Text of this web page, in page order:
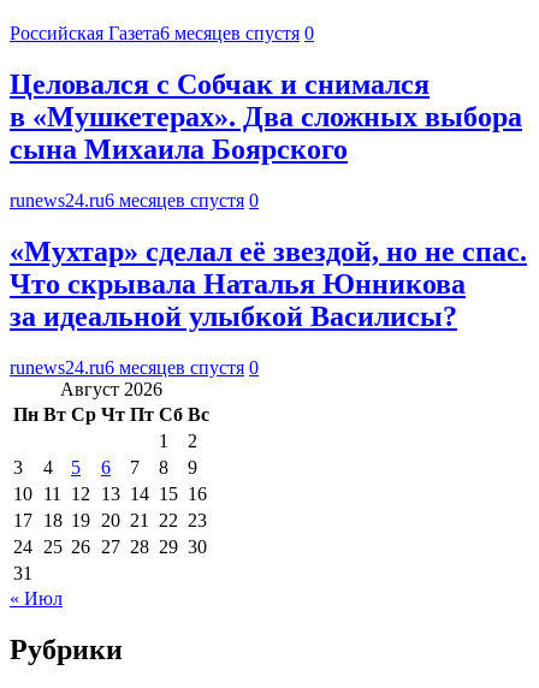
Российская Газета6 месяцев спустя 0
Целовался с Собчак и снимался
в «Мушкетерах». Два сложных выбора
сына Михаила Боярского
runews24.ru6 месяцев спустя 0
«Мухтар» сделал её звездой, но не спас.
Что скрывала Наталья Юнникова
за идеальной улыбкой Василисы?
runews24.ru6 месяцев спустя 0
Август 2026
Пн Вт Ср Чт Пт Сб Вс
1
2
3
4 5 6 7 8
9
10 11 12 13 14 15 16
17 18 19 20 21 22 23
24 25 26 27 28 29 30
31
« Июл
Рубрики